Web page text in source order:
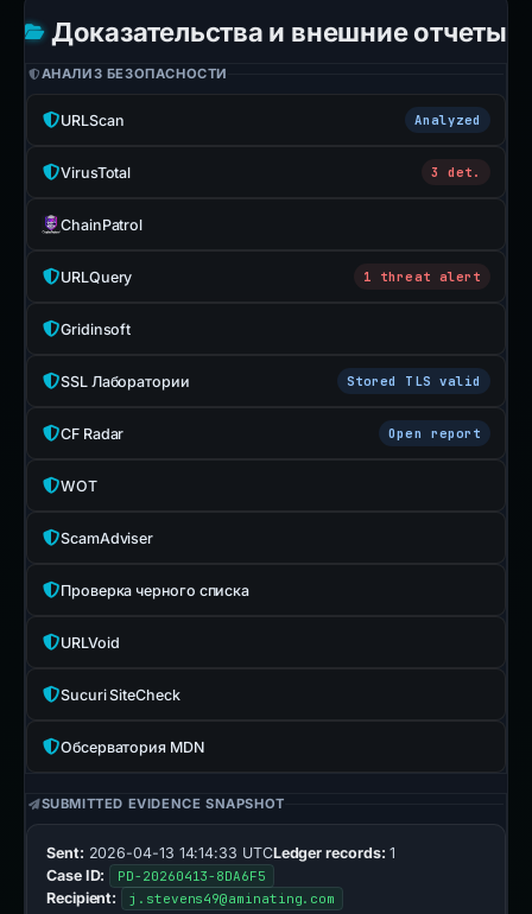
Доказательства и внешние отчеты
АНАЛИЗ БЕЗОПАСНОСТИ
URLScan Analyzed
VirusTotal 3 det.
ChainPatrol
URLQuery 1 threat alert
Gridinsoft
SSL Лаборатории Stored TLS valid
CF Radar Open report
WOT
ScamAdviser
Проверка черного списка
URLVoid
Sucuri SiteCheck
Обсерватория MDN
SUBMITTED EVIDENCE SNAPSHOT
Sent: 2026-04-13 14:14:33 UTCLedger records: 1
Case ID:
PD-20260413-8DA6F5
Recipient: j.stevens49@aminating.com